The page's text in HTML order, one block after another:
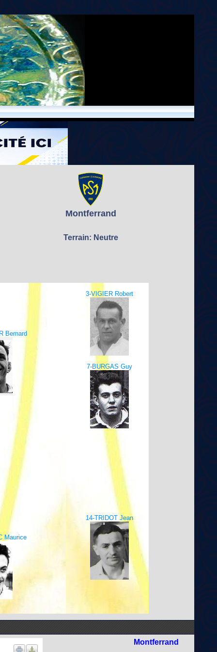
Montferrand
Terrain: Neutre
3-VIGIER Robert
Bernard
7-BURGAS Guy
14-TRIDOT Jean
Maurice
Montferrand